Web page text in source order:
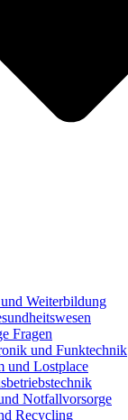
Weiterbildung
Fragen
und Funktechnik
und Lostplace
Notfallvorsorge
Recycling